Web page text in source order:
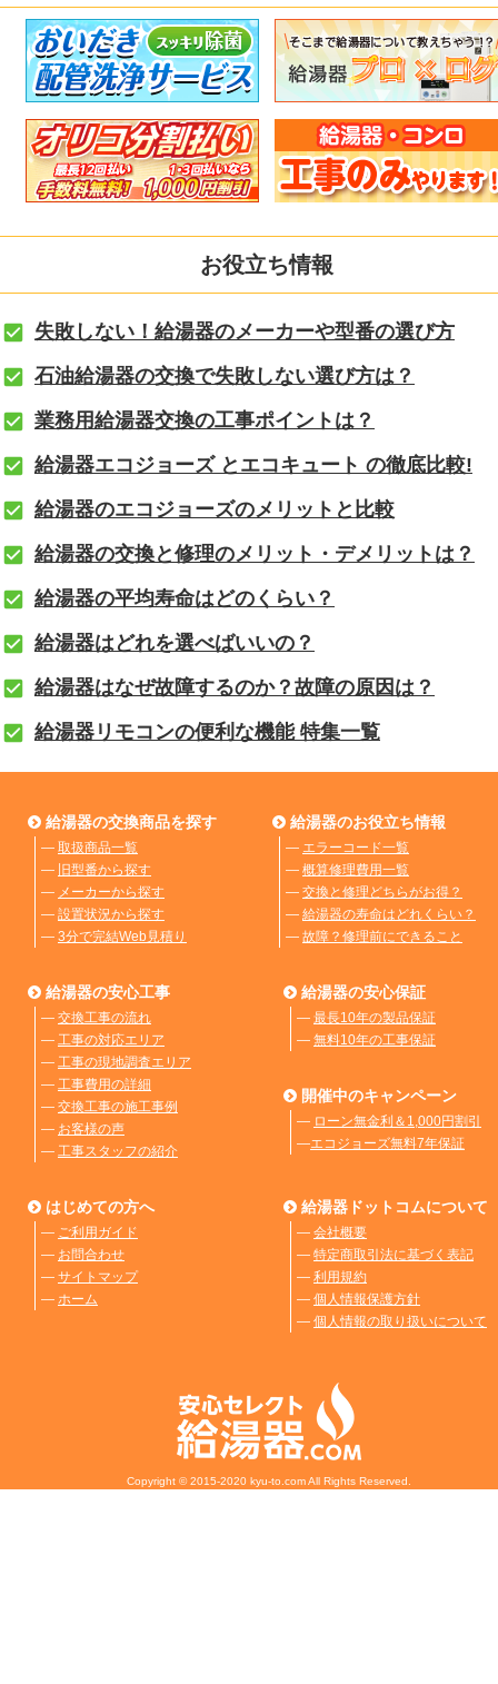
お役立ち情報
失敗しない！給湯器のメーカーや型番の選び方
石油給湯器の交換で失敗しない選び方は？
業務用給湯器交換の工事ポイントは？
給湯器エコジョーズ とエコキュート の徹底比較!
給湯器のエコジョーズのメリットと比較
給湯器の交換と修理のメリット・デメリットは？
給湯器の平均寿命はどのくらい？
給湯器はどれを選べばいいの？
給湯器はなぜ故障するのか？故障の原因は？
給湯器リモコンの便利な機能 特集一覧
給湯器の交換商品を探す
― 取扱商品一覧
― 旧型番から探す
― メーカーから探す
― 設置状況から探す
― 3分で完結Web見積り
給湯器のお役立ち情報
― エラーコード一覧
― 概算修理費用一覧
― 交換と修理どちらがお得？
― 給湯器の寿命はどれくらい？
― 故障？修理前にできること
給湯器の安心工事
― 交換工事の流れ
― 工事の対応エリア
― 工事の現地調査エリア
― 工事費用の詳細
― 交換工事の施工事例
― お客様の声
― 工事スタッフの紹介
給湯器の安心保証
― 最長10年の製品保証
― 無料10年の工事保証
開催中のキャンペーン
― ローン無金利＆1,000円割引
―エコジョーズ無料7年保証
はじめての方へ
― ご利用ガイド
― お問合わせ
― サイトマップ
― ホーム
給湯器ドットコムについて
― 会社概要
― 特定商取引法に基づく表記
― 利用規約
― 個人情報保護方針
― 個人情報の取り扱いについて
Copyright © 2015-2020 kyu-to.com All Rights Reserved.